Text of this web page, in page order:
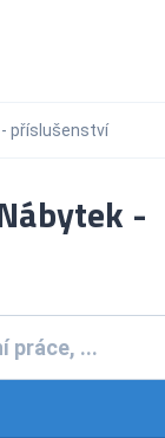
- příslušenství
-